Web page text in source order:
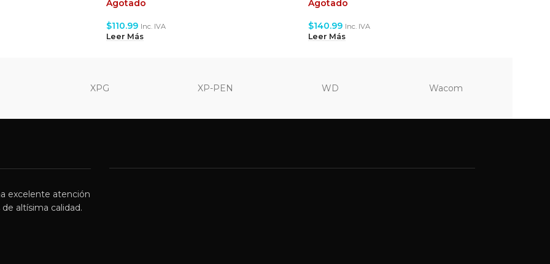
Agotado
$110.99 Inc. IVA
Leer Más
Agotado
$140.99 Inc. IVA
Leer Más
XPG XP-PEN WD Wacom
excelente atención
altísima calidad.